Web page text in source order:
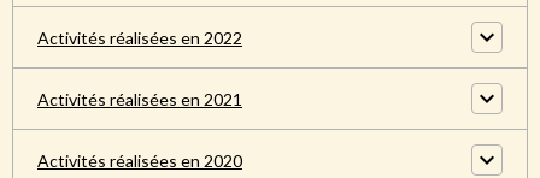
Activités réalisées en 2022
Activités réalisées en 2021
Activités réalisées en 2020